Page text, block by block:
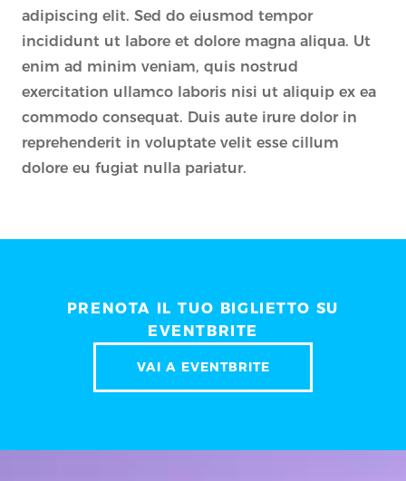
adipiscing elit. Sed do eiusmod tempor
incididunt ut labore et dolore magna aliqua. Ut
enim ad minim veniam, quis nostrud
exercitation ullamco laboris nisi ut aliquip ex ea
commodo consequat. Duis aute irure dolor in
reprehenderit in voluptate velit esse cillum
dolore eu fugiat nulla pariatur.
PRENOTA IL TUO BIGLIETTO SU
EVENTBRITE
VAI A EVENTBRITE